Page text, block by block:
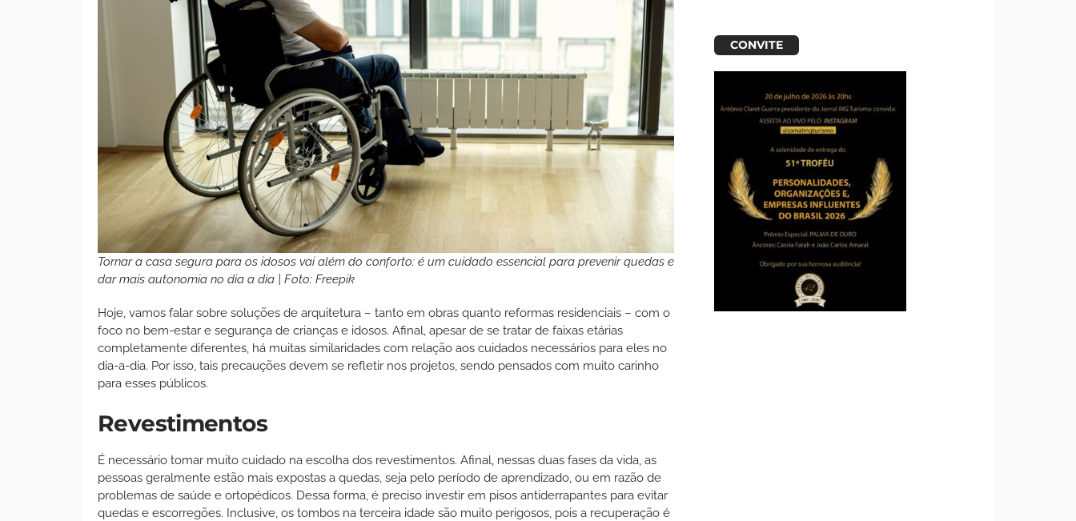
Tornar a casa segura para os idosos vai além do conforto: é um cuidado essencial para prevenir quedas e
dar mais autonomia no dia a dia | Foto: Freepik
Hoje, vamos falar sobre soluções de arquitetura – tanto em obras quanto reformas residenciais – com o
foco no bem-estar e segurança de crianças e idosos. Afinal, apesar de se tratar de faixas etárias
completamente diferentes, há muitas similaridades com relação aos cuidados necessários para eles no
dia-a-dia. Por isso, tais precauções devem se refletir nos projetos, sendo pensados com muito carinho
para esses públicos.
Revestimentos
É necessário tomar muito cuidado na escolha dos revestimentos. Afinal, nessas duas fases da vida, as
pessoas geralmente estão mais expostas a quedas, seja pelo período de aprendizado, ou em razão de
problemas de saúde e ortopédicos. Dessa forma, é preciso investir em pisos antiderrapantes para evitar
quedas e escorregões. Inclusive, os tombos na terceira idade são muito perigosos, pois a recuperação é
CONVITE